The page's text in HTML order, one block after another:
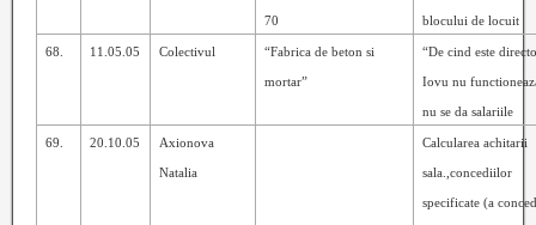
70 blocului de locuit
68. 11.05.05 Colectivul “Fabrica de beton si
mortar”
“De cind este
Iovu nu
nu se da salariile
69. 20.10.05 Axionova
Natalia
Calcularea achitarii
sala.,concediilor
specificate (a